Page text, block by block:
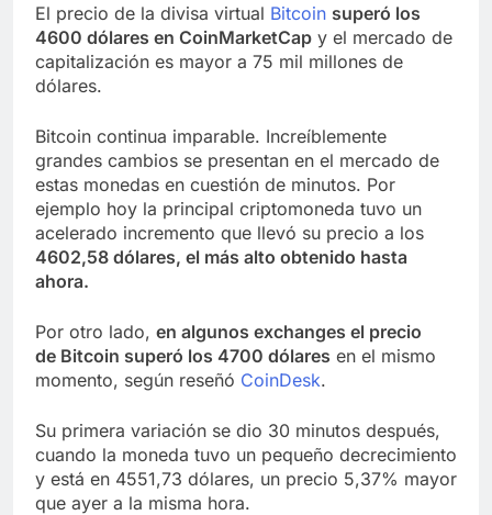
El precio de la divisa virtual Bitcoin superó los
4600 dólares en CoinMarketCap y el mercado de
capitalización es mayor a 75 mil millones de
dólares.
Bitcoin continua imparable. Increíblemente
grandes cambios se presentan en el mercado de
estas monedas en cuestión de minutos. Por
ejemplo hoy la principal criptomoneda tuvo un
acelerado incremento que llevó su precio a los
4602,58 dólares, el más alto obtenido hasta
ahora.
Por otro lado, en algunos exchanges el precio
de Bitcoin superó los 4700 dólares en el mismo
momento, según reseñó CoinDesk.
Su primera variación se dio 30 minutos después,
cuando la moneda tuvo un pequeño decrecimiento
y está en 4551,73 dólares, un precio 5,37% mayor
que ayer a la misma hora.